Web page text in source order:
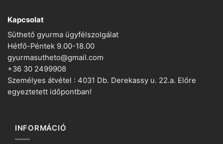
Kapcsolat
Süthető gyurma ügyfélszolgálat
Hétfő-Péntek 9.00-18.00
gyurmasutheto@gmail.com
+36 30 2499908
Személyes átvétel : 4031 Db. Derekassy u. 22.a. Előre
egyeztetett időpontban!
INFORMÁCIÓ